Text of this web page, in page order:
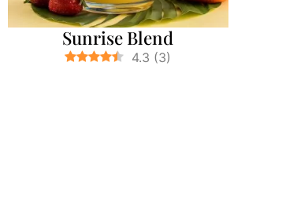
Sunrise Blend
4.3 (3)